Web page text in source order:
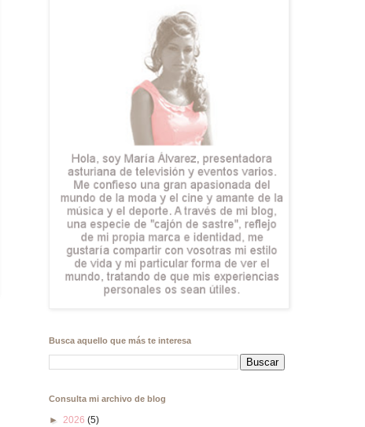
Busca aquello que más te interesa
Consulta mi archivo de blog
► 2026 (5)